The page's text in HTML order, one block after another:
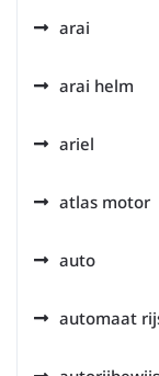
arai
arai helm
ariel
atlas motor
auto
automaat